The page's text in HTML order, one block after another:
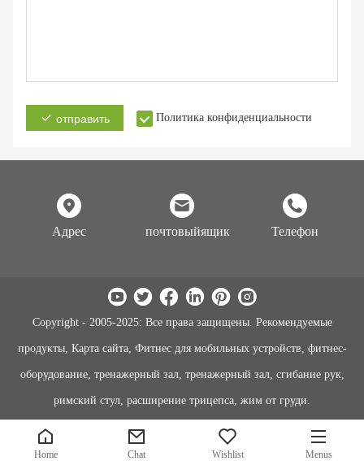
отправить Политика конфиденциальности
Home Chat Wishlist Menus
Адрес почтовыйящик Телефон
Copyright - 2005-2025: Все права защищены. Рекомендуемые
продукты, Карта сайта, Фитнес для мобильных устройств, фитнес-
оборудование, тренажерный зал, тренажерный зал, сгибание рук,
римский стул, расширение трицепса, жим от груди.